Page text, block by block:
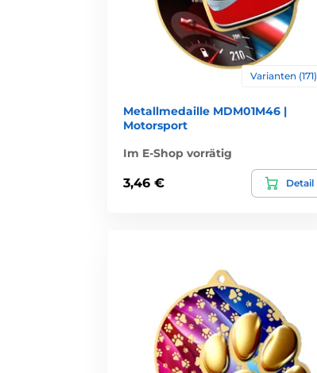
Varianten (171)
Metallmedaille MDM01M46 |
Motorsport
Im E-Shop vorrätig
3,46 € Detail